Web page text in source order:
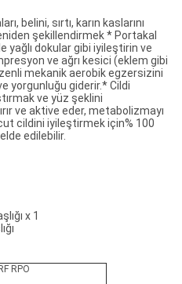
belini, sırtı, karın kaslarını
şekillendirmek * Portakal
yağlı dokular gibi iyileştirin ve
ve ağrı kesici (eklem gibi
mekanik aerobik egzersizini
yorgunluğu giderir.* Cildi
ve yüz şeklini
ve aktive eder, metabolizmayı
cildini iyileştirmek için% 100
edilebilir.
x 1
RPO